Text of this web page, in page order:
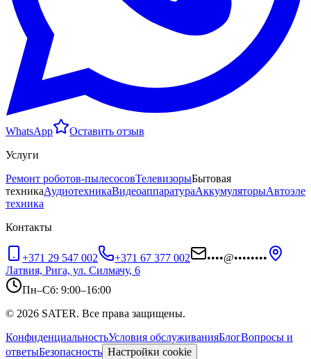
WhatsApp
Оставить отзыв
Услуги
Ремонт роботов-пылесосовТелевизорыБытовая
техникаАудиотехникаВидеоаппаратураАккумуляторы
техника
Контакты
+371 29 547 002 +371 67 377 002 ••••@••••••••
Латвия, Рига, ул. Силмачу, 6
Пн–Сб: 9:00–16:00
© 2026 SATER. Все права защищены.
КонфиденциальностьУсловия обслуживанияБлогВопросы и
ответыБезопасность Настройки cookie